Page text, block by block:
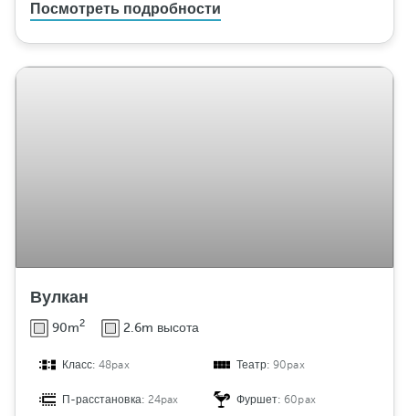
Посмотреть подробности
Вулкан
90m2 2.6m высота
Класс:48pax Театр:90pax
П-расстановка: 24pax Фуршет:60pax